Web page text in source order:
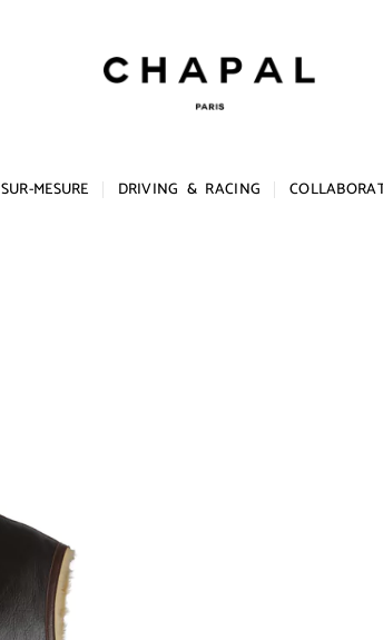
SUR-MESURE DRIVING & RACING